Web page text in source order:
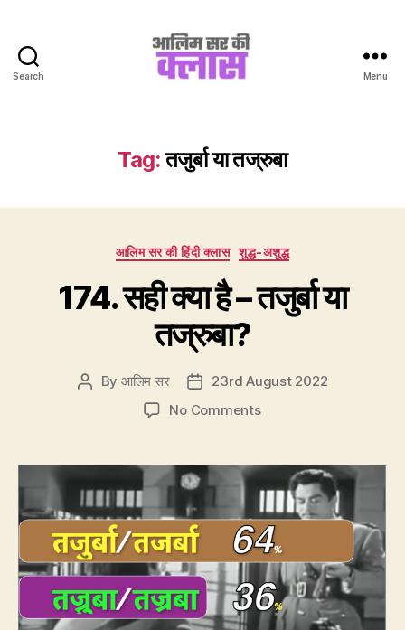
Search
Class
Menu
Tag: तजुर्बा या तज्रुबा
Categories
आलिम सर की हिंदी क्लास शुद्ध-अशुद्ध
174. सही क्या है – तजुर्बा या
तज्रुबा?
Post
By आलिम सर
Post
date
23rd August 2022
No Commentson
क्या
है
–
तजुर्बा
या
तज्रुबा?